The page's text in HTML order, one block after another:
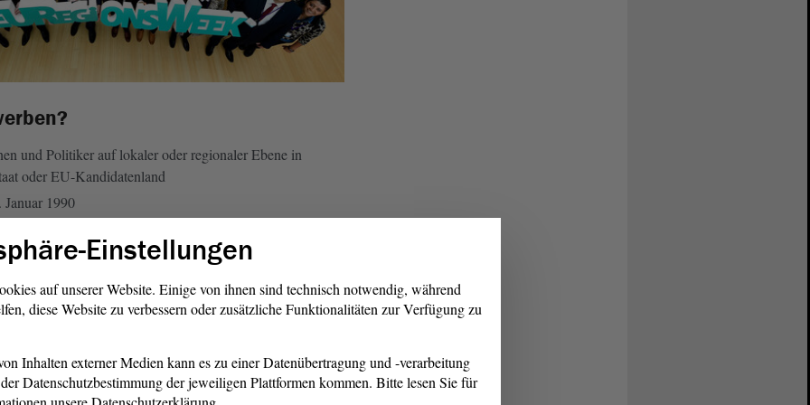
und Politiker auf lokaler oder regionaler Ebene in
oder EU-Kandidatenland
Januar 1990
als Mitglied oder Stellvertreter des Europäischen
bewährter Praktiken mit YEPs und
Einstellungen
auf unserer Website. Einige von ihnen sind technisch notwendig, während
diese Website zu verbessern oder zusätzliche Funktionalitäten zur Verfügung zu
Inhalten externer Medien kann es zu einer Datenübertragung und -verarbeitung
Datenschutzbestimmung der jeweiligen Plattformen kommen. Bitte lesen Sie für